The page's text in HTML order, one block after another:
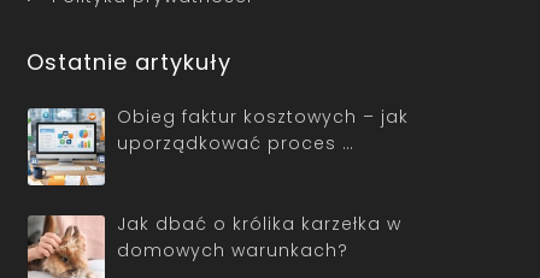
Ostatnie artykuły
Obieg faktur kosztowych – jak
uporządkować proces …
Jak dbać o królika karzełka w
domowych warunkach?